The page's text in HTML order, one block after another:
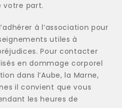
votre part.
à l’association pour
utiles à
Pour contacter
en dommage corporel
dans l’Aube, la Marne,
il convient que vous
les heures de